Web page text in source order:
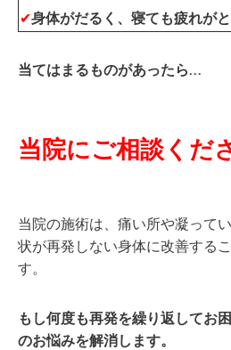
✔身体がだるく、寝ても疲れが
当てはまるものがあったら…
当院にご相談くだ
当院の施術は、痛い所や凝って
状が再発しない身体に改善する
す。
もし何度も再発を繰り返してお困
のお悩みを解消します。